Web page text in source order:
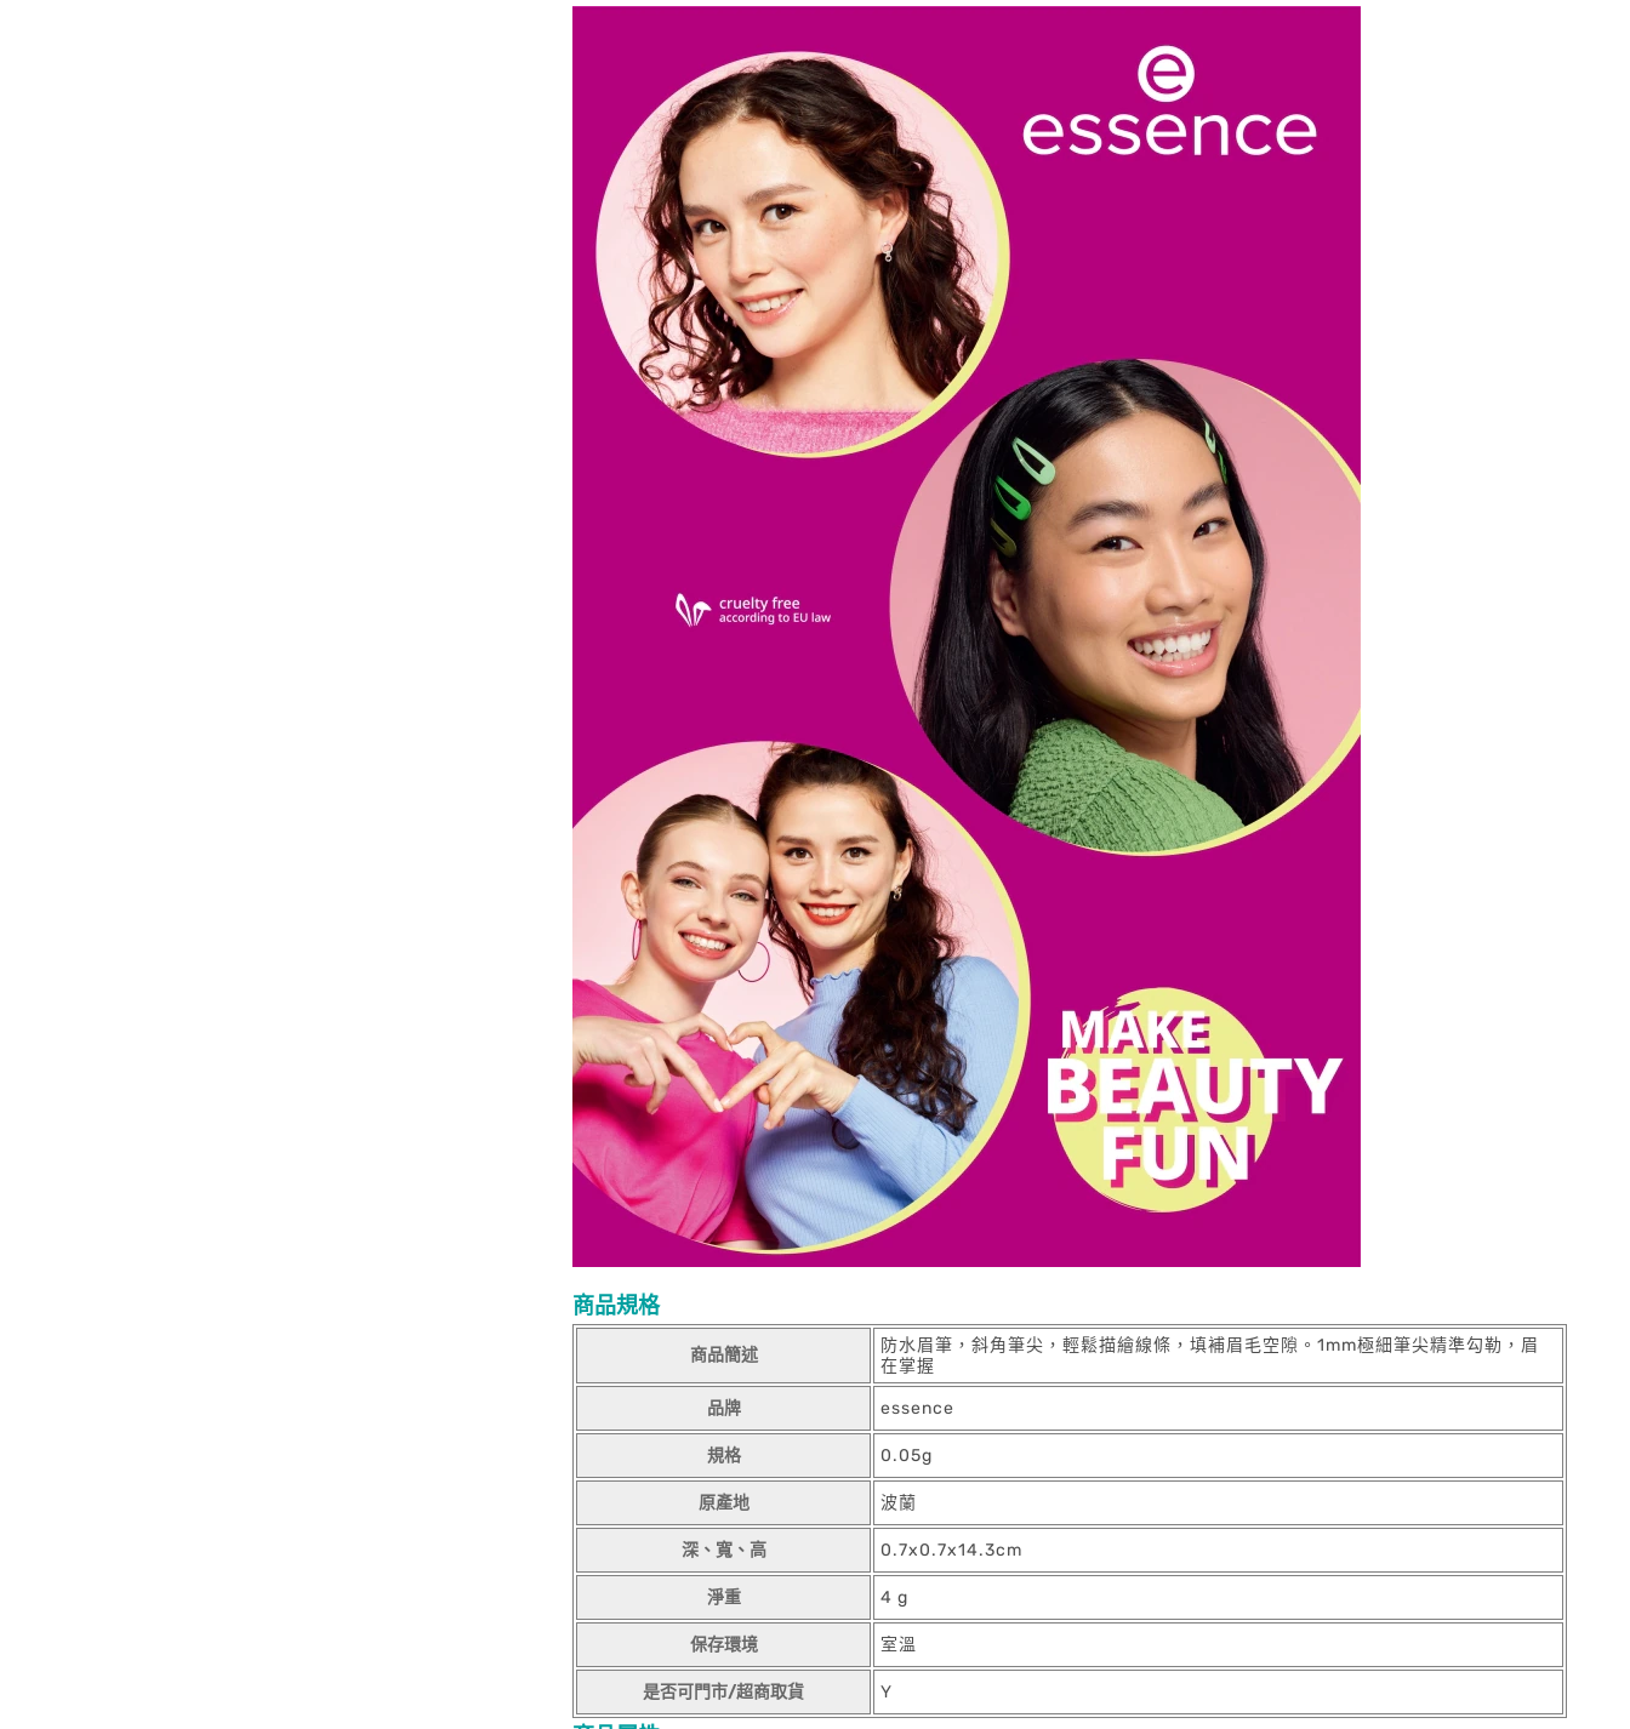
商品規格
商品簡述
防水眉筆，斜角筆尖，輕鬆描繪線條，填補眉毛空隙。1mm極細筆尖精準勾勒，眉
在掌握
品牌 essence
規格 0.05g
原產地 波蘭
深、寬、高 0.7x0.7x14.3cm
淨重 4 g
保存環境 室溫
是否可門市/超商取貨 Y